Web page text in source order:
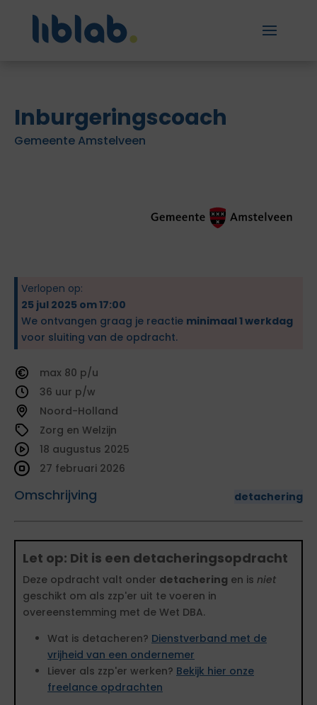
Inburgeringscoach
Gemeente Amstelveen
Verlopen op:
25 jul 2025 om 17:00
We ontvangen graag je reactie minimaal 1 werkdag
voor sluiting van de opdracht.
80
36
Noord-Holland
Zorg en Welzijn
Omschrijving detachering
18 augustus 2025
27 februari 2026
Let op: Dit is een detacheringsopdracht
Deze opdracht valt onder detachering en is niet
geschikt om als zzp'er uit te voeren in
overeenstemming met de Wet DBA.
Wat is detacheren? Dienstverband met de
vrijheid van een ondernemer
Liever als zzp'er werken? Bekijk hier onze
freelance opdrachten